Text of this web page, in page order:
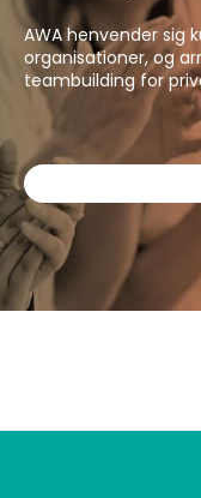
AWA henvender sig
organisationer, og
teambuilding for